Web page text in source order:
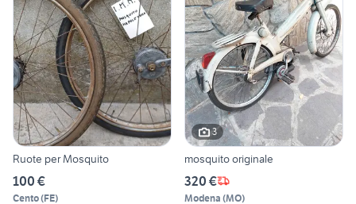
Ruote per Mosquito
100 €
Cento(FE)
3
mosquito originale
320 €
Modena (MO)